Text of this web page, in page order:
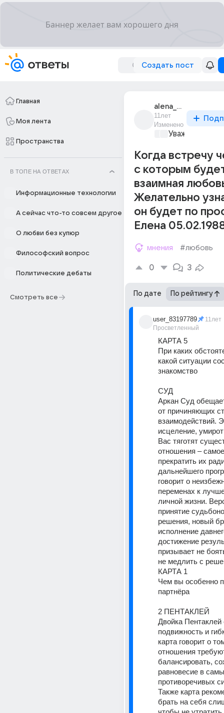
Создать пост
Главная
Моя лента
Пространства
В ТОПЕ НА ОТВЕТАХ
Информационные технологии
А сейчас что-то совсем другое
О любви без купюр
Философский вопрос
Политические дебаты
Смотреть все
alena_chirk
11лет
Изменено
Уважаемый
Когда встречу
с которым
взаимная
Желательно
он будет по
Елена
мнения #любовь
0 3
По дате По рейтингу
user_83197789
Просветленный
11лет
КАРТА 5
При каких
какой ситуации
знакомство
СУД
Аркан Суд
от причиняющих
взаимодействий.
исцеление,
Вас тяготят
отношения –
прекратить их
дальнейшего
говорит о
переменах к
личной жизни.
принятие
решения, новый
исполнение
достижение
призывает не
не медлить с
КАРТА 1
Чем вы особенно
партнёра
2 ПЕНТАКЛЕЙ
Двойка Пентаклей
подвижность и
карта говорит о
отношения
балансировать,
равновесие в
противоречивых
Также карта
брать на себя